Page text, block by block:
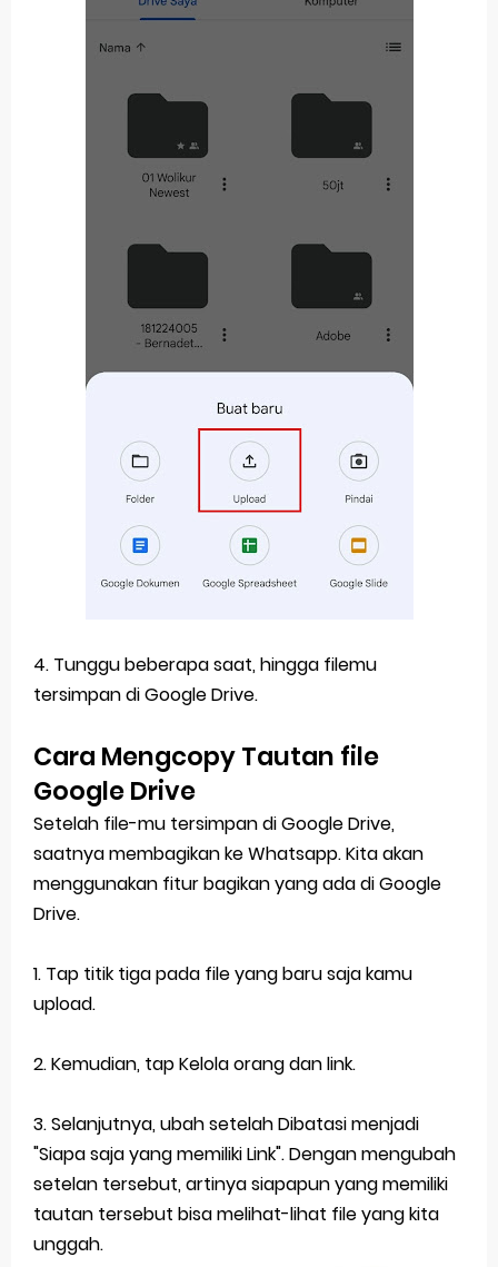
4. Tunggu beberapa saat, hingga filemu
tersimpan di Google Drive.
Cara Mengcopy Tautan file
Google Drive
Setelah file-mu tersimpan di Google Drive,
saatnya membagikan ke Whatsapp. Kita akan
menggunakan fitur bagikan yang ada di Google
Drive.
1. Tap titik tiga pada file yang baru saja kamu
upload.
2. Kemudian, tap Kelola orang dan link.
3. Selanjutnya, ubah setelah Dibatasi menjadi
"Siapa saja yang memiliki Link". Dengan mengubah
setelan tersebut, artinya siapapun yang memiliki
tautan tersebut bisa melihat-lihat file yang kita
unggah.